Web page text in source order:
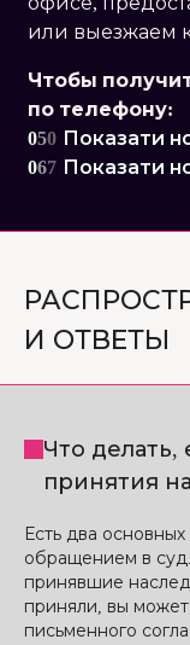
или выезжаем
Чтобы
по телефону:
050 Показати
067 Показати
И ОТВЕТЫ
Что
принятия
Есть два
обращением в
принявшие
приняли, вы
письменного